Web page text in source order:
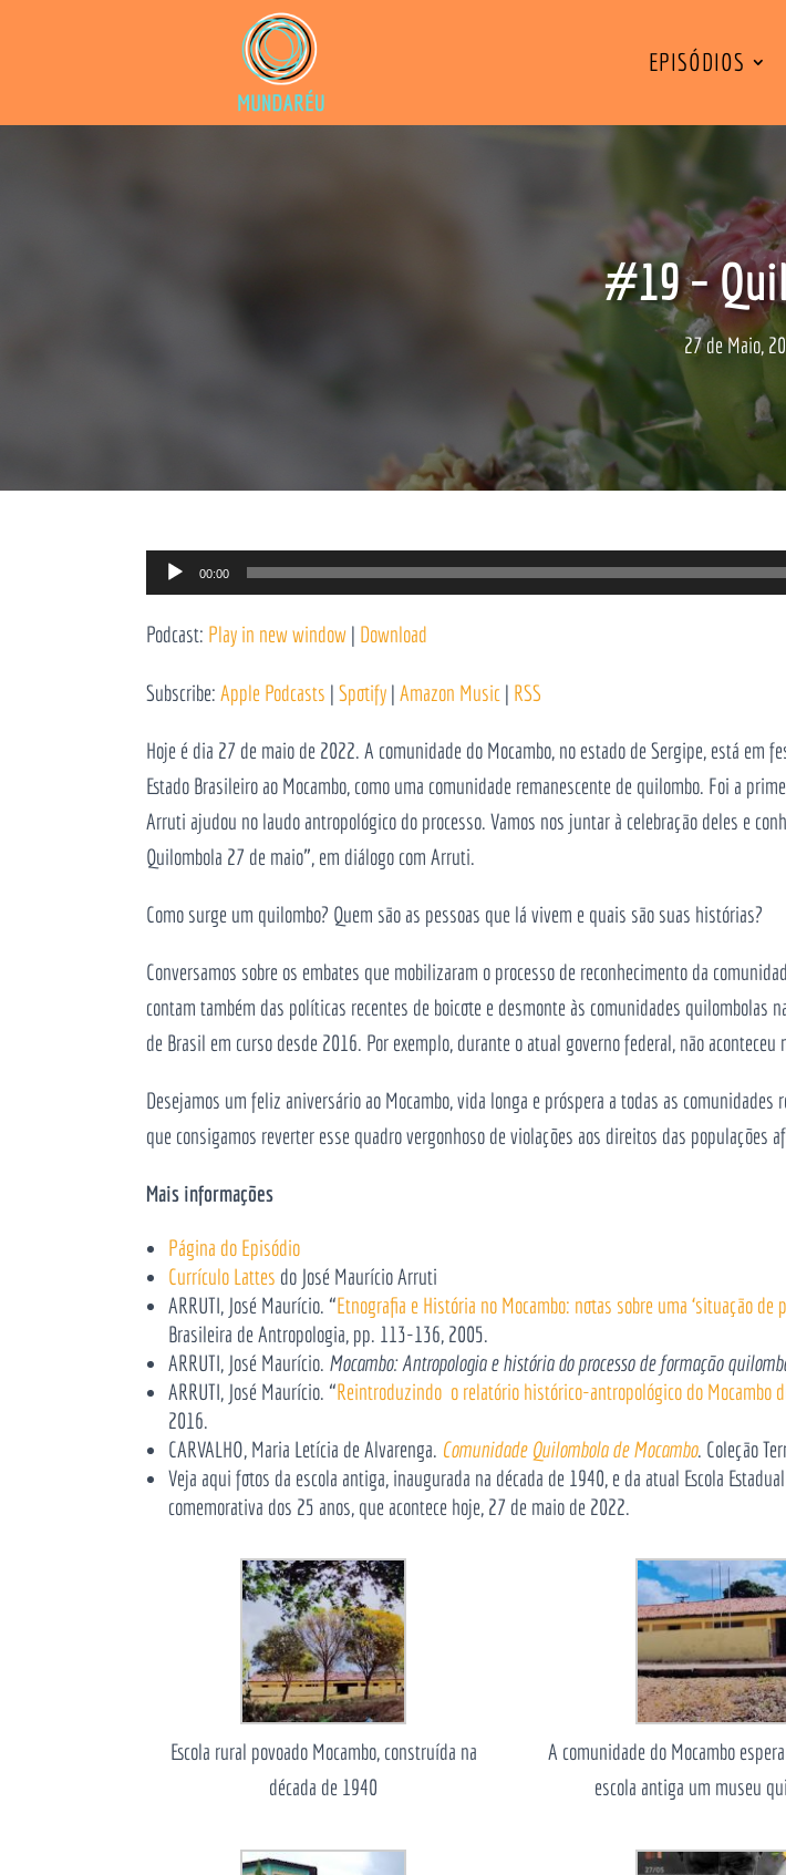
EPISÓDIOS
#19 –
27 de Maio,
Reprodutor
de
áudio
00:00
Podcast: Play in new window | Download
Subscribe: Apple Podcasts | Spotify | Amazon Music | RSS
Hoje é dia 27 de maio de 2022. A comunidade do Mocambo, no estado de Sergipe, está em
Estado Brasileiro ao Mocambo, como uma comunidade remanescente de quilombo. Foi a
Arruti ajudou no laudo antropológico do processo. Vamos nos juntar à celebração deles e
Quilombola 27 de maio”, em diálogo com Arruti.
Como surge um quilombo? Quem são as pessoas que lá vivem e quais são suas histórias?
Conversamos sobre os embates que mobilizaram o processo de reconhecimento da
contam também das políticas recentes de boicote e desmonte às comunidades
de Brasil em curso desde 2016. Por exemplo, durante o atual governo federal, não
Desejamos um feliz aniversário ao Mocambo, vida longa e próspera a todas as
que consigamos reverter esse quadro vergonhoso de violações aos direitos das populações
Mais informações
Página do Episódio
Currículo Lattes do José Maurício Arruti
ARRUTI, José Maurício. “Etnografia e História no Mocambo: notas sobre uma ‘situação de
Brasileira de Antropologia, pp. 113-136, 2005.
ARRUTI, José Maurício. Mocambo: Antropologia e história do processo de formação
ARRUTI, José Maurício. “Reintroduzindo o relatório histórico-antropológico do Mocambo
2016.
CARVALHO, Maria Letícia de Alvarenga. Comunidade Quilombola de Mocambo. Coleção
Veja aqui fotos da escola antiga, inaugurada na década de 1940, e da atual Escola
comemorativa dos 25 anos, que acontece hoje, 27 de maio de 2022.
Escola rural povoado Mocambo, construída na
década de 1940
A comunidade do Mocambo
escola antiga um museu